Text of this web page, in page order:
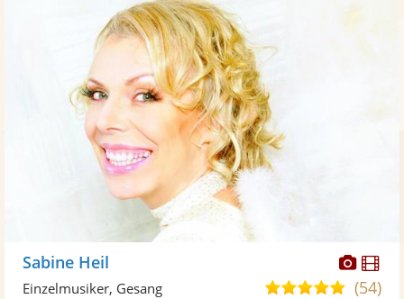
Sabine Heil
5,0(54)
Einzelmusiker, Gesang